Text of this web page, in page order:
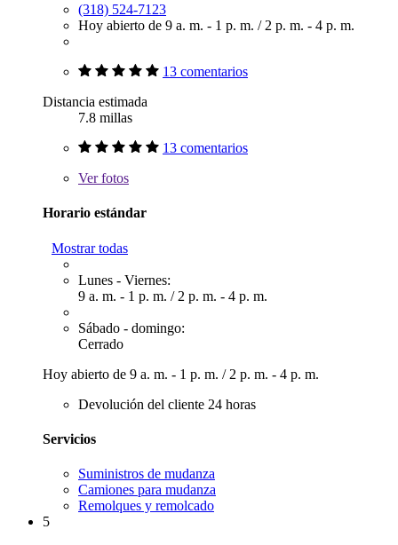
(318) 524-7123
Hoy abierto de 9 a. m. - 1 p. m. / 2 p. m. - 4 p. m.
13 comentarios
Distancia estimada
7.8 millas
13 comentarios
Verfotos
Horario estándar
Mostrar todas
Lunes - Viernes:
9 a. m. - 1 p. m. / 2 p. m. - 4 p. m.
Sábado - domingo:
Cerrado
Hoy abierto de 9 a. m. - 1 p. m. / 2 p. m. - 4 p. m.
Devolución del cliente 24 horas
Servicios
Suministros de mudanza
Camiones para mudanza
Remolques y remolcado
5